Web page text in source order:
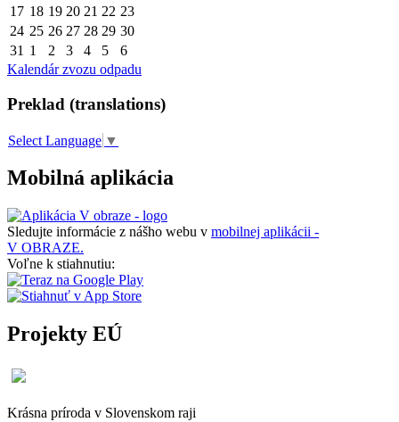
17 18 19 20 21 22 23
24 25 26 27 28 29 30
31 1 2 3 4 5
6
Kalendár zvozu odpadu
Preklad (translations)
Select Language ▼
Mobilná aplikácia
Sledujte informácie z nášho webu v mobilnej aplikácii -
V OBRAZE.
Voľne k stiahnutiu:
Projekty EÚ
Krásna príroda v Slovenskom raji